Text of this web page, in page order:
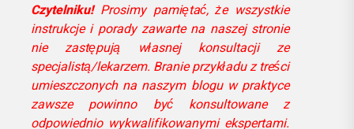
Czytelniku!Prosimy pamiętać, że wszystkie
instrukcje i porady zawarte na naszej stronie
nie zastępują własnej konsultacji ze
specjalistą/lekarzem. Branie przykładu z treści
umieszczonych na naszym blogu w praktyce
zawsze powinno być konsultowane z
odpowiednio wykwalifikowanymi ekspertami.